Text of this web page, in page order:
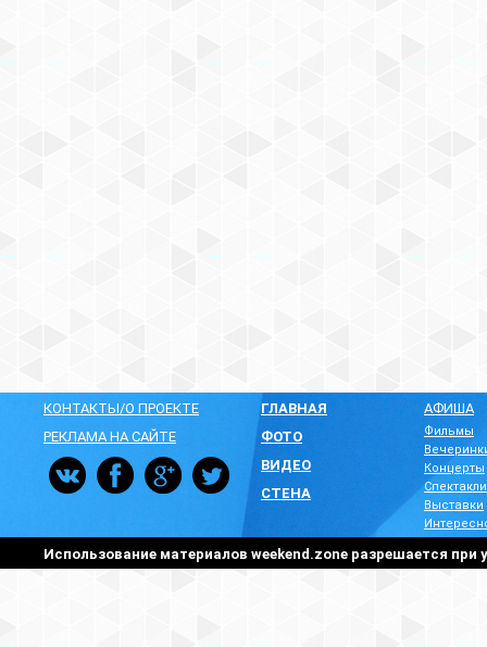
КОНТАКТЫ/О ПРОЕКТЕ
РЕКЛАМА НА САЙТЕ
ГЛАВНАЯ
ФОТО
ВИДЕО
СТЕНА
АФИША
Фильмы
Концерты
Спектакли
Выставки
Использование материалов weekend.zone разрешается